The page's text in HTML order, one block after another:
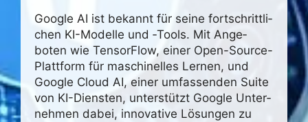
Google AI ist bekannt für seine fort­schritt­li­
chen KI-Modelle und ‑Tools. Mit Ange­
boten wie Tensor­Flow, einer Open-Source-
Platt­form für maschi­nelles Lernen, und
Google Cloud AI, einer umfas­senden Suite
von KI-Diensten, unter­stützt Google Unter­
nehmen dabei, inno­va­tive Lösungen zu